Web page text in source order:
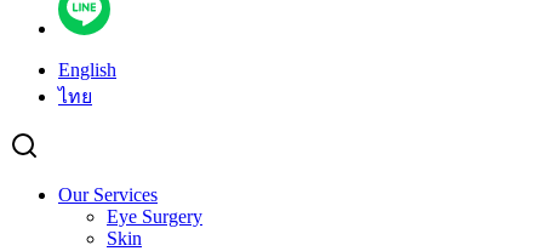
English
ไทย
Our Services
Eye Surgery
Skin